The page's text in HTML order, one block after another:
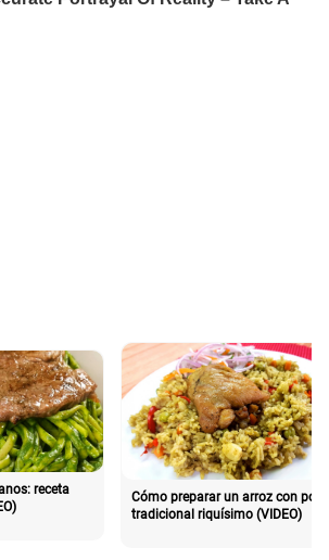
receta
Cómo preparar un arroz con pollo
tradicional riquísimo (VIDEO)